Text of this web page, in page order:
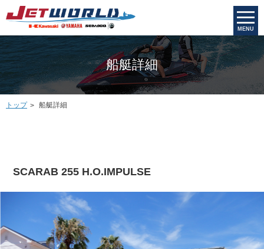
MENU
船艇詳細
トップ 船艇詳細
SCARAB 255 H.O.IMPULSE